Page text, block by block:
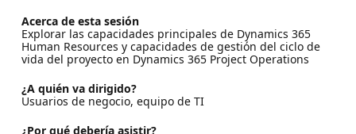
Acerca de esta sesión
Explorar las capacidades principales de Dynamics 365
Human Resources y capacidades de gestión del ciclo de
vida del proyecto en Dynamics 365 Project Operations
¿A quién va dirigido?
Usuarios de negocio, equipo de TI
¿Por qué debería asistir?